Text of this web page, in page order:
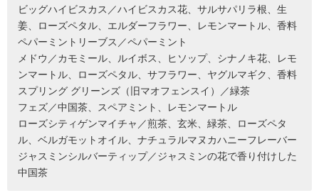
ビッグハイビスカス／ハイビスカス花、サルサパリラ根、生
姜、ローズペタル、エルダーフラワー、レモンマートル、香料
ペパーミントリーブス／ペパーミント
メドウ／カモミール、ルイボス、ヒソップ、シナノキ花、レモ
ンマートル、ローズペタル、サフラワー、ヤグルマギク、香料
スプリング グリーンズ（旧マオフェンスイ）／緑茶
フェズ／中国茶、スペアミント、レモンマートル
ローズシティゲンマイチャ／煎茶、玄米、緑茶、ローズペタ
ル、ベルガモットオイル、ナチュラルマヌカハニーフレーバー
ジャスミンシルバーティップ／ジャスミンの花で香り付けした
中国茶